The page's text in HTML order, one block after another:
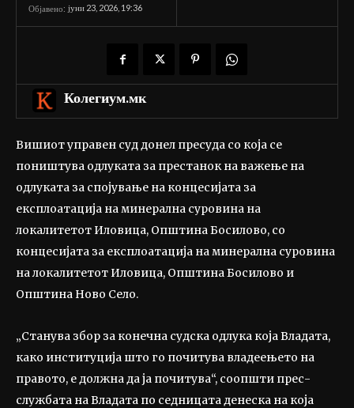
Објавено: јуни 23, 2026, 19:36
Колегиум.мк
Вишиот управен суд донел пресуда со која се
поништува одлуката за престанок на важење на
одлуката за спојување на концесијата за
експлоатација на минерална суровина на
локалитетот Иловица, Општина Босилово, со
концесијата за експлоатација на минерална суровина
на локалитетот Иловица, Општина Босилово и
Општина Ново Село.
„Станува збор за конечна судска одлука која Владата,
како институција што го почитува владеењето на
правото, е должна да ја почитува“, соопшти прес-
службата на Владата по седницата денеска на која